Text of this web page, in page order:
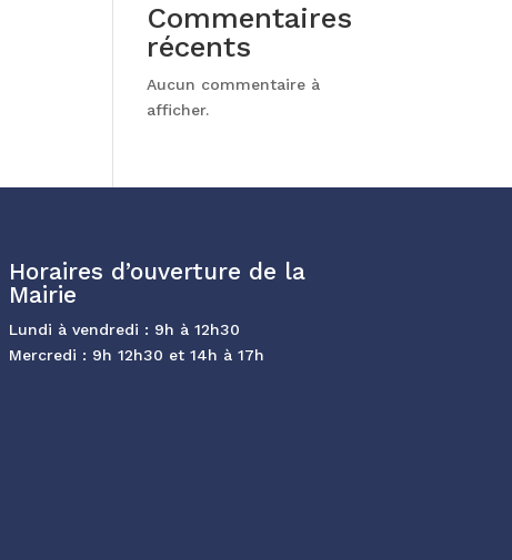
Commentaires
récents
Aucun commentaire à
afficher.
Horaires d’ouverture de la
Mairie
Lundi à vendredi : 9h à 12h30
Mercredi : 9h 12h30 et 14h à 17h